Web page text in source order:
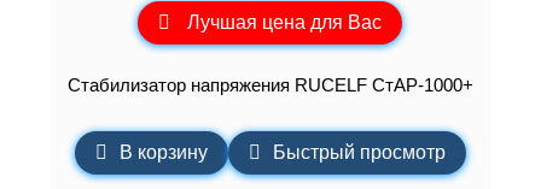
Лучшая цена для Вас
Стабилизатор напряжения RUCELF СтАР-1000+
В корзину Быстрый просмотр